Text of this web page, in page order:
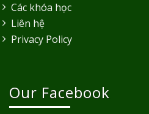
Các khóa học
Liên hệ
Privacy Policy
Our Facebook